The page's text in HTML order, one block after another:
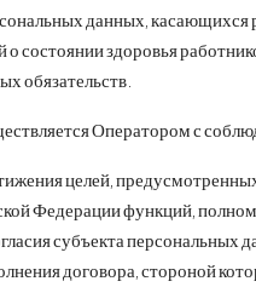
данных,
здоровья
обязательств.
Оператором с
целей,
Федерации функций,
субъекта персональных
договора, стороной